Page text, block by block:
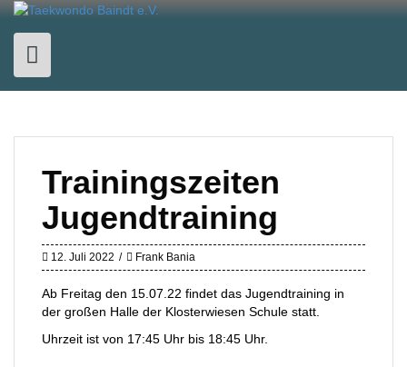
Skip
content
Trainingszeiten
Jugendtraining
12. Juli 2022 Frank Bania
Ab Freitag den 15.07.22 findet das Jugendtraining in
der großen Halle der Klosterwiesen Schule statt.
Uhrzeit ist von 17:45 Uhr bis 18:45 Uhr.